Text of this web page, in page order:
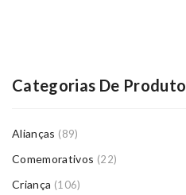
Categorias De Produto
Alianças (89)
Comemorativos (22)
Criança (106)